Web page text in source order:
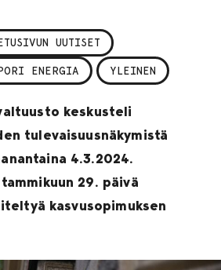
UUTISET
ENERGIA YLEINEN
keskusteli
tulevaisuusnäkymistä
4.3.2024.
29. päivä
kasvusopimuksen